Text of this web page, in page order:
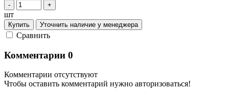
- +
шт
Купить Уточнить наличие у менеджера
Cравнить
Комментарии 0
Комментарии отсутствуют
Чтобы оставить комментарий нужно авторизоваться!